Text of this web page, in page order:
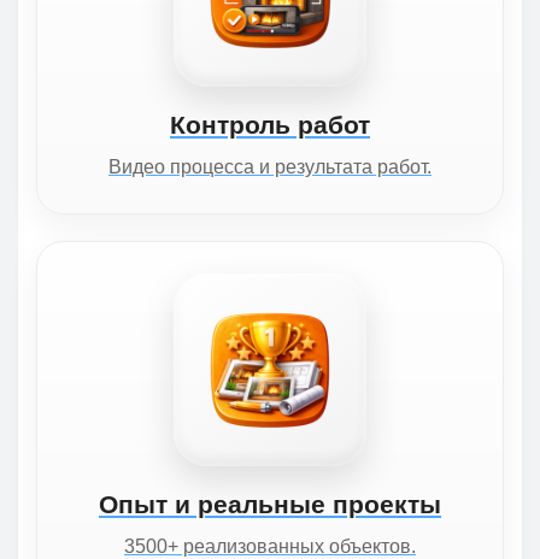
Контроль работ
Видео процесса и результата работ.
Опыт и реальные проекты
3500+ реализованных объектов.